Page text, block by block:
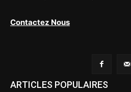
Contactez Nous
ARTICLES POPULAIRES